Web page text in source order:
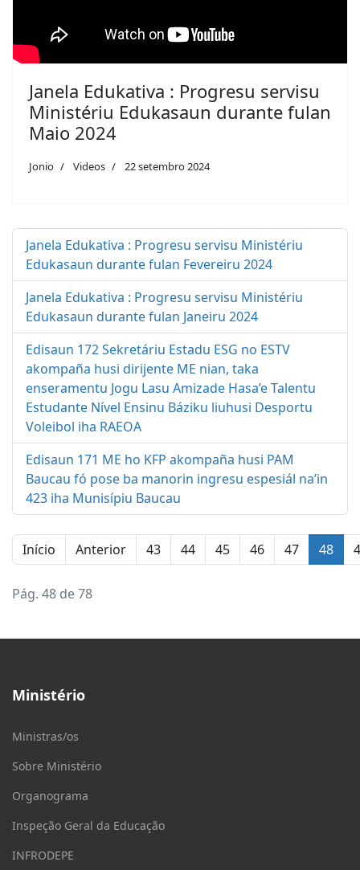
Janela Edukativa : Progresu servisu
Ministériu Edukasaun durante fulan
Maio 2024
Jonio Videos 22 setembro 2024
Janela Edukativa : Progresu servisu Ministériu
Edukasaun durante fulan Fevereiru 2024
Janela Edukativa : Progresu servisu Ministériu
Edukasaun durante fulan Janeiru 2024
Edisaun 172 Sekretáriu Estadu ESG no ESTV
akompaña husi dirijente ME nian, taka
enseramentu Jogu Lasu Amizade Hasa’e Talentu
Estudante Nível Ensinu Báziku liuhusi Desportu
Voleibol iha RAEOA
Edisaun 171 ME ho KFP akompaña husi PAM
Baucau fó pose ba manorin ingresu espesiál na’in
423 iha Munisípiu Baucau
Início Anterior 43 44 45 46 47 48
Pág. 48 de 78
Ministério
Ministras/os
Sobre Ministério
Organograma
Inspeção Geral da Educação
INFRODEPE